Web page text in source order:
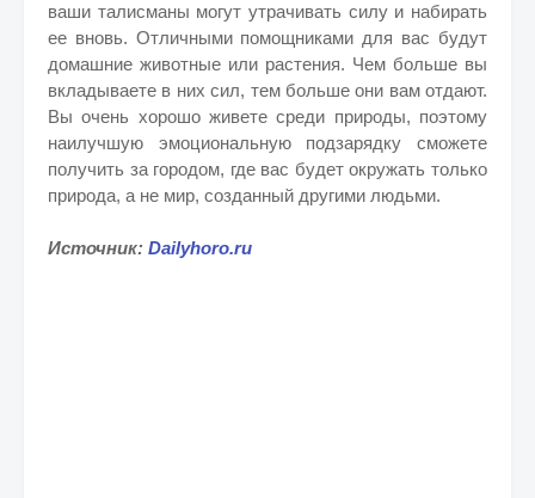
ваши талисманы могут утрачивать силу и набирать
ее вновь. Отличными помощниками для вас будут
домашние животные или растения. Чем больше вы
вкладываете в них сил, тем больше они вам отдают.
Вы очень хорошо живете среди природы, поэтому
наилучшую эмоциональную подзарядку сможете
получить за городом, где вас будет окружать только
природа, а не мир, созданный другими людьми.
Источник: Dailyhoro.ru